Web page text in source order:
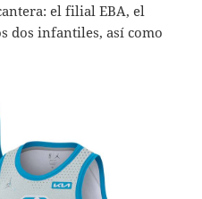
el filial EBA, el
dos infantiles, así como